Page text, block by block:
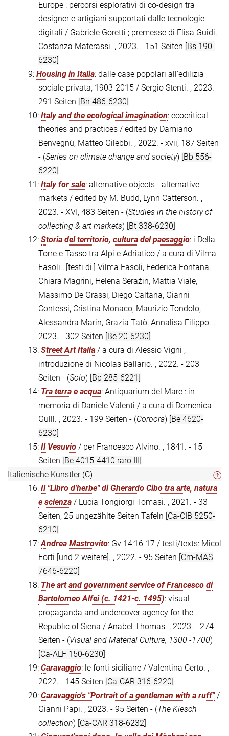
Europe : percorsi esplorativi di co-design tra
designer e artigiani supportati dalle tecnologie
digitali / Gabriele Goretti ; premesse di Elisa Guidi,
Costanza Materassi. , 2023. - 151 Seiten [Bs 190-
6230]
9: Housing in Italia: dalle case popolari all'edilizia
sociale privata, 1903-2015 / Sergio Stenti. , 2023. -
291 Seiten [Bn 486-6230]
10: Italy and the ecological imagination: ecocritical
theories and practices / edited by Damiano
Benvegnù, Matteo Gilebbi. , 2022. - xvii, 187 Seiten
- (Series on climate change and society) [Bb 556-
6220]
11: Italy for sale: alternative objects - alternative
markets / edited by M. Budd, Lynn Catterson. ,
2023. - XVI, 483 Seiten - (Studies in the history of
collecting & art markets) [Bt 338-6230]
12: Storia del territorio, cultura del paesaggio: i Della
Torre e Tasso tra Alpi e Adriatico / a cura di Vilma
Fasoli ; [testi di:] Vilma Fasoli, Federica Fontana,
Chiara Magrini, Helena Seražin, Mattia Viale,
Massimo De Grassi, Diego Caltana, Gianni
Contessi, Cristina Monaco, Maurizio Tondolo,
Alessandra Marin, Grazia Tatò, Annalisa Filippo. ,
2023. - 302 Seiten [Be 20-6230]
13: Street Art Italia / a cura di Alessio Vigni ;
introduzione di Nicolas Ballario. , 2022. - 203
Seiten - (Solo) [Bp 285-6221]
14: Tra terra e acqua: Antiquarium del Mare : in
memoria di Daniele Valenti / a cura di Domenica
Gullì. , 2023. - 199 Seiten - (Corpora) [Be 4620-
6230]
15: Il Vesuvio / per Francesco Alvino. , 1841. - 15
Seiten [Be 4015-4410 raro III]
Italienische Künstler (C)
16: Il "Libro d'herbe" di Gherardo Cibo tra arte, natura
e scienza / Lucia Tongiorgi Tomasi. , 2021. - 33
Seiten, 25 ungezählte Seiten Tafeln [Ca-CIB 5250-
6210]
17:Andrea Mastrovito: Gv 14:16-17 / testi/texts: Micol
Forti [und 2 weitere]. , 2022. - 95 Seiten [Cm-MAS
7646-6220]
18: The art and government service of Francesco di
Bartolomeo Alfei (c. 1421-c. 1495): visual
propaganda and undercover agency for the
Republic of Siena / Anabel Thomas. , 2023. - 274
Seiten - (Visual and Material Culture, 1300 -1700)
[Ca-ALF 150-6230]
19: Caravaggio: le fonti siciliane / Valentina Certo. ,
2022. - 145 Seiten [Ca-CAR 316-6220]
20: Caravaggio's "Portrait of a gentleman with a ruff"/
Gianni Papi. , 2023. - 95 Seiten - (The Klesch
collection) [Ca-CAR 318-6232]